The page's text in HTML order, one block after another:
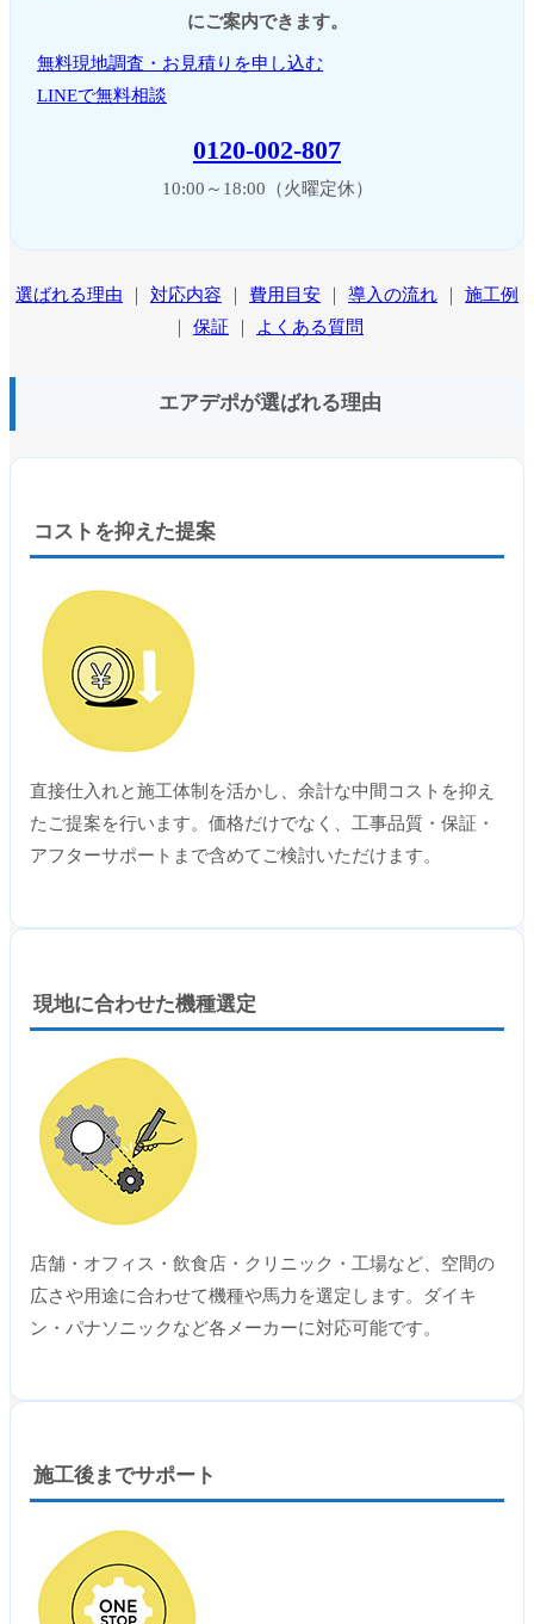
にご案内できます。
無料現地調査・お見積りを申し込む
LINEで無料相談
0120-002-807
10:00～18:00（火曜定休）
選ばれる理由 対応内容 費用目安 導入の流れ
施工例
保証 よくある質問
エアデポが選ばれる理由
コストを抑えた提案
直接仕入れと施工体制を活かし、余計な中間コストを抑え
たご提案を行います。価格だけでなく、工事品質・保証・
アフターサポートまで含めてご検討いただけます。
現地に合わせた機種選定
店舗・オフィス・飲食店・クリニック・工場など、空間の
広さや用途に合わせて機種や馬力を選定します。ダイキ
ン・パナソニックなど各メーカーに対応可能です。
施工後までサポート